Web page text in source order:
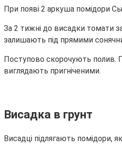
При появі 2 аркуша помідори
За 2 тижні до висадки томати
залишають під прямими
Поступово скорочують полив.
виглядають пригніченими.
Висадка в грунт
Висадці підлягають помідори,